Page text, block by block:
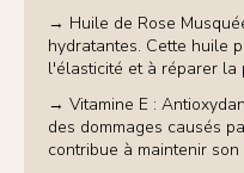
→ Huile de Rose
hydratantes. Cette huile
l'élasticité et à réparer la
→ Vitamine E :
des dommages causés
contribue à maintenir